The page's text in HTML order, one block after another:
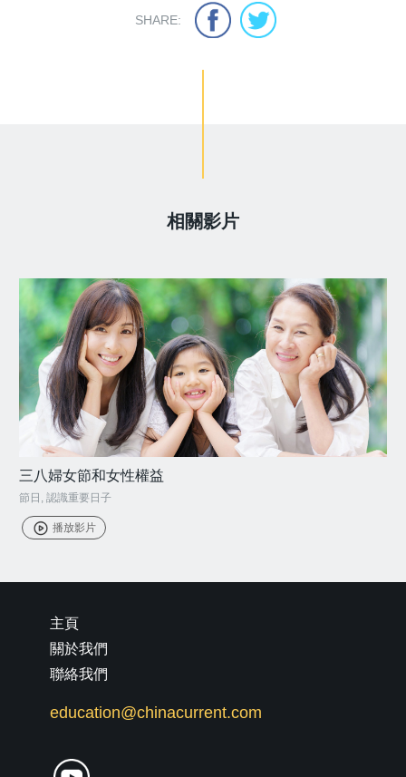
SHARE:
相關影片
三八婦女節和女性權益
節日 , 認識重要日子
播放影片
主頁
關於我們
聯絡我們
education@chinacurrent.com